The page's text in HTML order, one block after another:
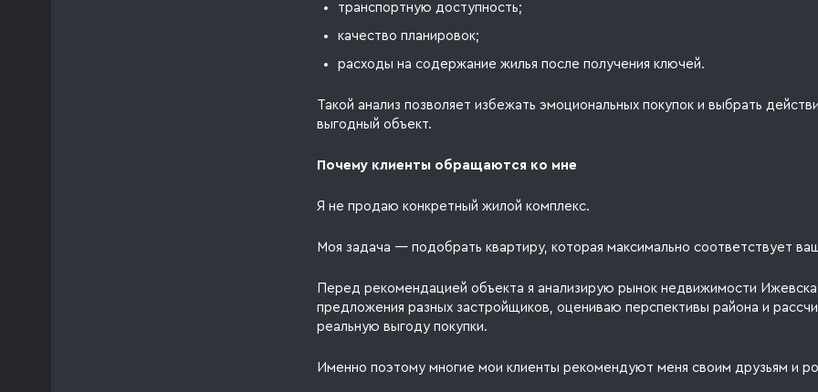
транспортную доступность;
качество планировок;
расходы на содержание жилья после получения ключей.
Такой анализ позволяет избежать эмоциональных покупок и выбрать
выгодный объект.
Почему клиенты обращаются ко мне
Я не продаю конкретный жилой комплекс.
Моя задача — подобрать квартиру, которая максимально соответствует
Перед рекомендацией объекта я анализирую рынок недвижимости
предложения разных застройщиков, оцениваю перспективы района и
реальную выгоду покупки.
Именно поэтому многие мои клиенты рекомендуют меня своим друзьям и